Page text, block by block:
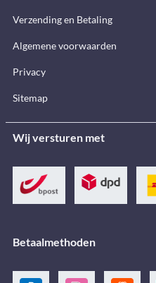
Verzending en Betaling
Algemene voorwaarden
Privacy
Sitemap
Wij versturen met
Betaalmethoden